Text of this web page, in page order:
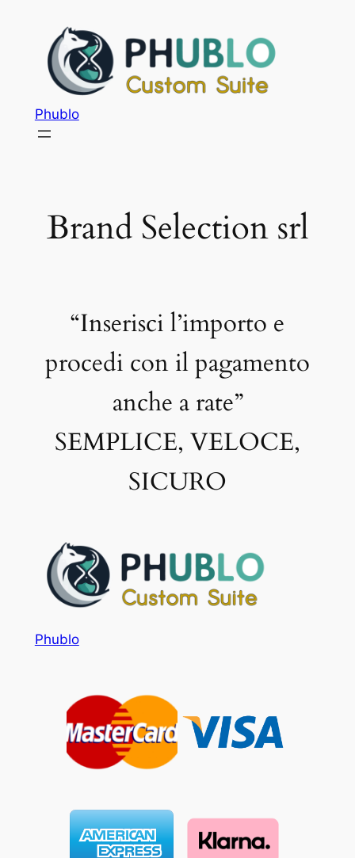
Phublo
Brand Selection srl
“Inserisci l’importo e
procedi con il pagamento
anche a rate”
SEMPLICE, VELOCE,
SICURO
Phublo